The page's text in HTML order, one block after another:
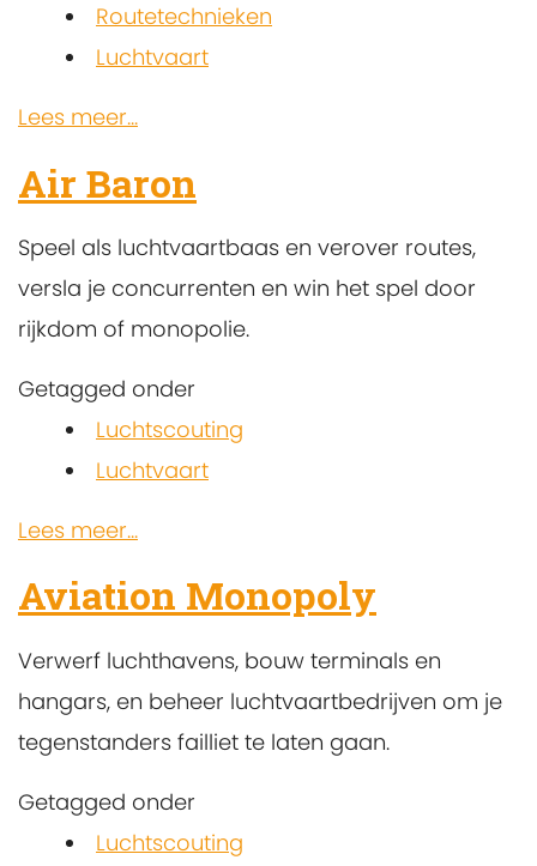
Routetechnieken
Luchtvaart
Lees meer...
Air Baron
Speel als luchtvaartbaas en verover routes,
versla je concurrenten en win het spel door
rijkdom of monopolie.
Getagged onder
Luchtscouting
Luchtvaart
Lees meer...
Aviation Monopoly
Verwerf luchthavens, bouw terminals en
hangars, en beheer luchtvaartbedrijven om je
tegenstanders failliet te laten gaan.
Getagged onder
Luchtscouting